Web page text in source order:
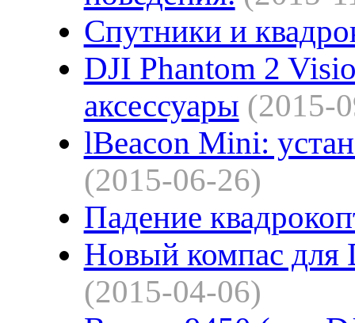
Спутники и
DJI Phantom 2
аксессуары (2015-
lBeacon Mini:
(2015-06-26)
Падение
Новый компас для
(2015-04-06)